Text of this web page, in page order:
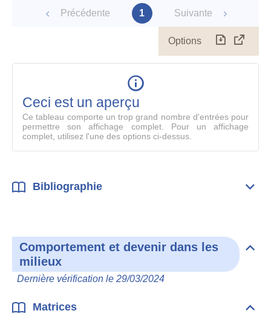
Précédente 1 Suivante
Options
le
Ceci est un aperçu
Ce tableau comporte un trop grand nombre d'entrées pour
permettre son affichage complet. Pour un affichage
complet, utilisez l'une des options ci-dessus.
Bibliographie
Comportement et devenir dans les
milieux
Dernière vérification le 29/03/2024
les
Matrices